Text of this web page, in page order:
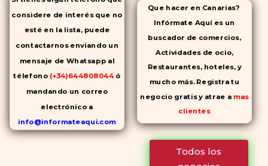
considere de interés que no
esté en la lista, puede
contactarnos enviando un
mensaje de Whatsapp al
télefono (+34)644808044 ó
mandando un correo
electrónico a
info@informateaqui.com
Mientras que antes la
Que hacer en Canarias?
Infórmate Aquí es un
buscador de comercios,
Actividades de ocio,
Restaurantes, hoteles, y
mucho más. Registra tu
negocio gratis y atrae a mas
clientes
Todos los